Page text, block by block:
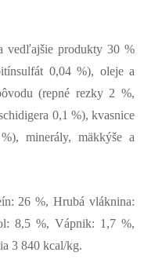
vedľajšie produkty 30 %
0,04 %), oleje a
(repné rezky 2 %,
0,1 %), kvasnice
minerály, mäkkýše a
26 %, Hrubá vláknina:
8,5 %, Vápnik: 1,7 %,
3 840 kcal/kg.